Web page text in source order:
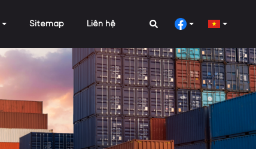
Sitemap Liên hệ